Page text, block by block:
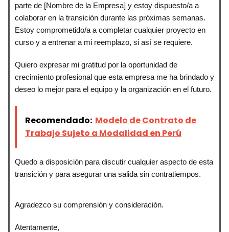
parte de [Nombre de la Empresa] y estoy dispuesto/a a
colaborar en la transición durante las próximas semanas.
Estoy comprometido/a a completar cualquier proyecto en
curso y a entrenar a mi reemplazo, si así se requiere.
Quiero expresar mi gratitud por la oportunidad de
crecimiento profesional que esta empresa me ha brindado y
deseo lo mejor para el equipo y la organización en el futuro.
Recomendado: Modelo de Contrato de
Trabajo Sujeto a Modalidad en Perú
Quedo a disposición para discutir cualquier aspecto de esta
transición y para asegurar una salida sin contratiempos.
Agradezco su comprensión y consideración.
Atentamente,